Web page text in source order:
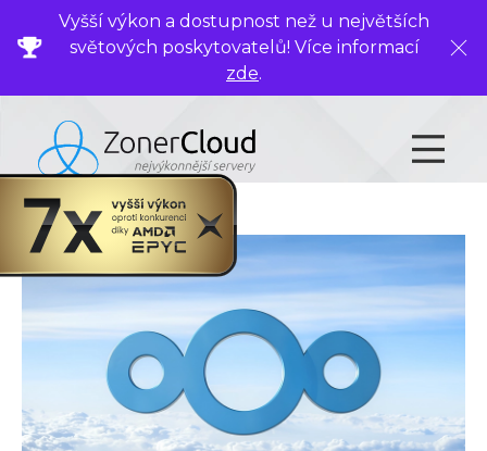
Vyšší výkon a dostupnost než u největších
světových poskytovatelů! Více informací
zde.